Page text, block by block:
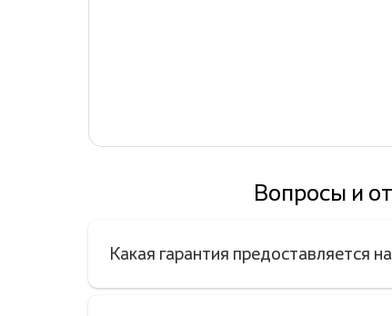
Вопросы и
Какая гарантия предоставляется